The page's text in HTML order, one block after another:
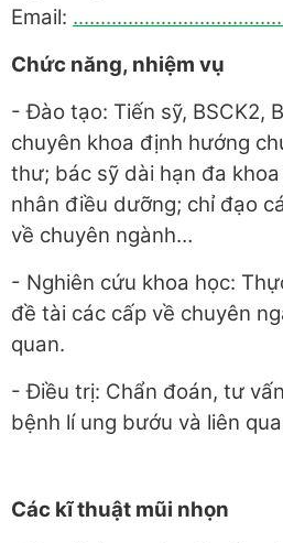
Email:
Chức năng, nhiệm vụ
- Đào tạo: Tiến sỹ, BSCK2,
chuyên khoa định hướng
thư; bác sỹ dài hạn đa khoa
nhân điều dưỡng; chỉ đạo
về chuyên ngành…
- Nghiên cứu khoa học:
đề tài các cấp về chuyên
quan.
- Điều trị: Chẩn đoán, tư
bệnh lí ung bướu và liên
Các kĩ thuật mũi nhọn